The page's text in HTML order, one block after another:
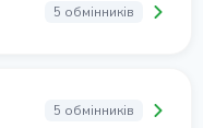
5 обмінників
5 обмінників